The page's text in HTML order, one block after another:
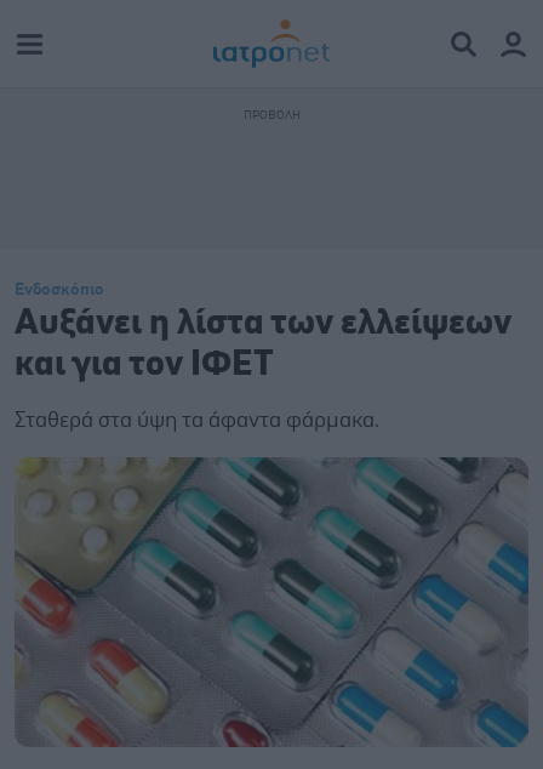
Ενδοσκόπιο
Aυξάνει η λίστα των ελλείψεων
και για τον ΙΦΕΤ
Σταθερά στα ύψη τα άφαντα φάρμακα.